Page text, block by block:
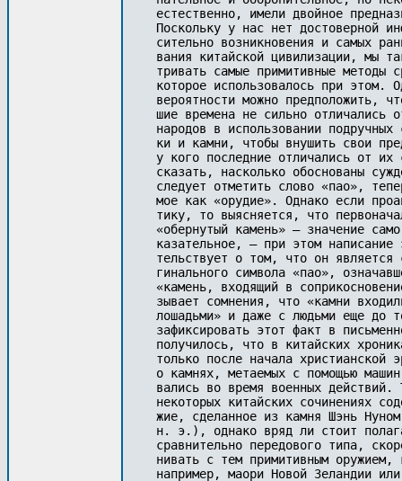
естественно, имели двойное
Поскольку у нас нет достоверной
сительно возникновения и самых
вания китайской цивилизации, мы
тривать самые примитивные методы
которое использовалось при этом.
вероятности можно предположить,
шие времена не сильно отличались
народов в использовании
ки и камни, чтобы внушить свои
у кого последние отличались от
сказать, насколько обоснованы
следует отметить слово «пao»,
мое как «орудие». Однако если
тику, то выясняется, что
«обернутый камень» — значение
казательное, — при этом написание
тельствует о том, что он является
гинального символа «пao»,
«камень, входящий в
зывает сомнения, что «камни
лошадьми» и даже с людьми еще до
зафиксировать этот факт в
получилось, что в китайских
только после начала
о камнях, метаемых с помощью
вались во время военных
некоторых китайских сочинениях
жие, сделанное из камня Шэнь
н. э.), однако вряд ли стоит
сравнительно передового типа,
нивать с тем примитивным
например, маори Новой Зеландии